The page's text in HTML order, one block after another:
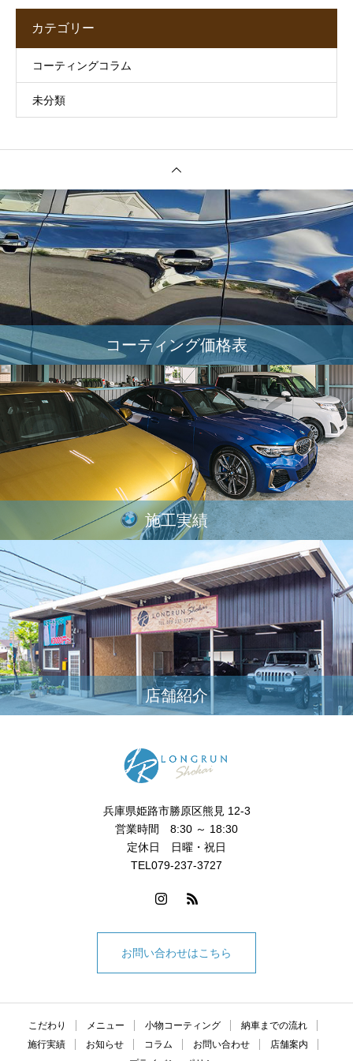
カテゴリー
コーティングコラム
未分類
コーティング価格表
施工実績
店舗紹介
兵庫県姫路市勝原区熊見 12-3
営業時間 8:30 ～ 18:30
定休日 日曜・祝日
TEL079-237-3727
お問い合わせはこちら
こだわり メニュー 小物コーティング
納車までの流れ
施行実績
お知らせ コラム お問い合わせ
店舗案内